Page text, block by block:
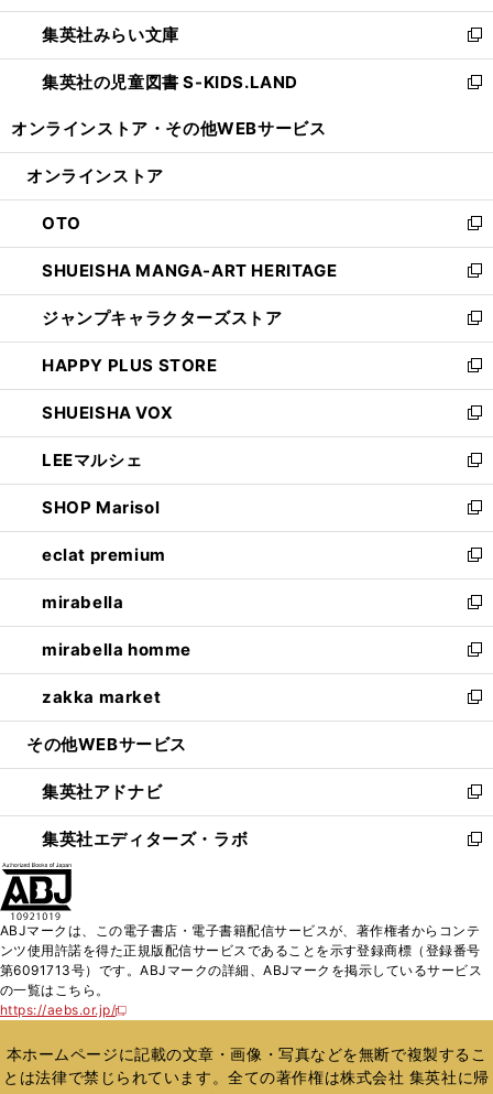
開
く
ウ
で
開
く
ン
ド
ウ
で
ウ
ィ
ン
ド
開
集英社みらい文庫
新
し
い
ン
ウ
で
開
く
集英社の児童図書 S-KIDS.LAND
新
ウ
ン
ド
ウ
で
開
く
オンラインストア・ その他WEBサービス
オンラインストア
OTO
新
し
い
ウ
ィ
ン
ド
ウ
で
開
く
SHUEISHA MANGA-ART HERITAGE
新
し
い
ウ
ィ
ン
ド
ウ
で
開
く
ジャンプキャラクターズストア
新
し
い
ウ
ィ
ン
ド
ウ
で
開
く
HAPPY PLUS STORE
新
し
い
ウ
ィ
ン
ド
ウ
で
開
く
SHUEISHA VOX
新
し
い
ウ
ィ
ン
ド
ウ
で
開
く
LEEマルシェ
新
し
い
ウ
ィ
ン
ド
ウ
で
開
く
SHOP Marisol
新
し
い
ウ
ィ
ン
ド
ウ
で
開
eclat premium
新
し
い
ウ
ィ
ン
ド
ウ
開
く
mirabella
新
し
い
ウ
ィ
ン
ウ
で
開
く
mirabella homme
新
し
い
ウ
ン
ド
ウ
で
zakka market
新
し
ウ
ィ
ン
ド
く
その他WEBサービス
集英社アドナビ
新
し
い
ド
ウ
で
集英社エディターズ・ラボ
新
ィ
ン
ド
開
く
ABJマークは、この電子書店・電子書籍配信サービスが、著作権者からコンテ
ンツ使用許諾を得た正規版配信サービスであることを示す登録商標（登録番号
第6091713号）です。ABJマークの詳細、ABJマークを掲示しているサービス
の一覧はこちら。
https://aebs.or.jp/
新
い
ウ
ィ
本ホームページに記載の文章・画像・写真などを無断で複製するこ
とは法律で禁じられています。全ての著作権は株式会社 集英社に帰